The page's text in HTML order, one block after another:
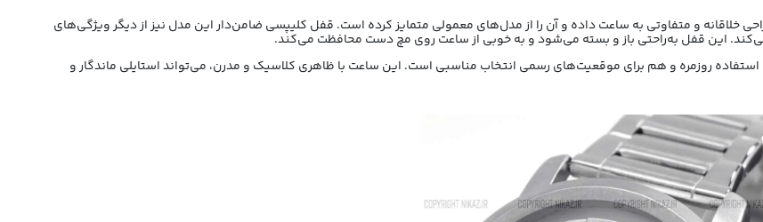
و متفاوتی به ساعت داده و آن را از مدل‌های معمولی متمایز کرده است. قفل کلیپسی ضامن‌دار این مدل نیز از دیگر ویژگی‌های
این قفل به‌راحتی باز و بسته می‌شود و به خوبی از ساعت روی مچ دست محافظت می‌کند.
برای استفاده روزمره و هم برای موقعیت‌های رسمی انتخاب مناسبی است. این ساعت با ظاهری کلاسیک و مدرن، می‌تواند استایلی ماندگار و